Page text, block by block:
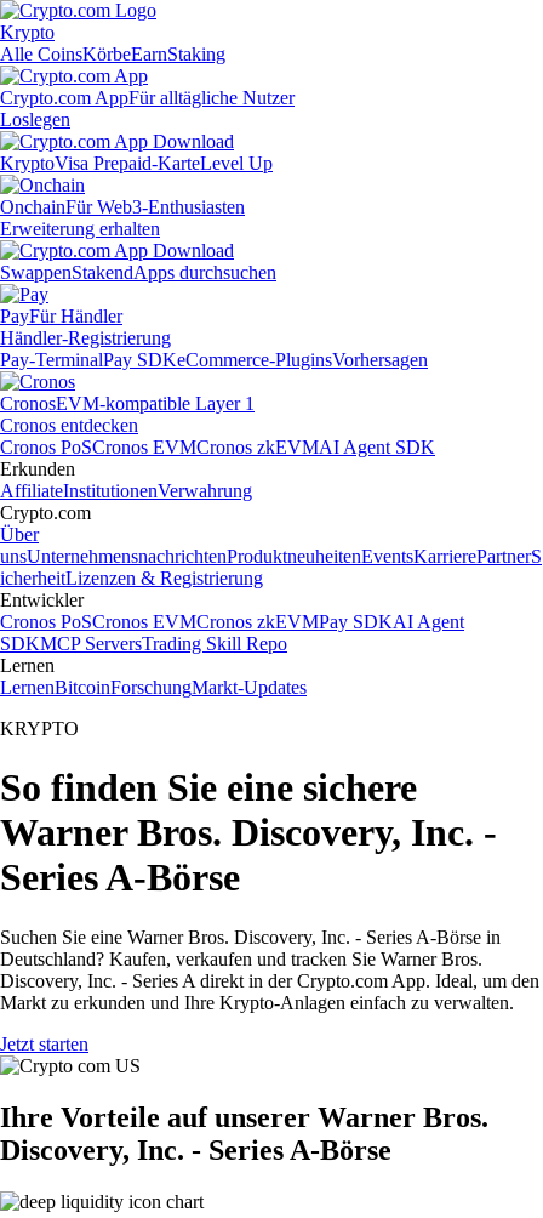
Krypto
Alle CoinsKörbeEarnStaking
Crypto.com AppFür alltägliche Nutzer
Loslegen
KryptoVisa Prepaid-KarteLevel Up
OnchainFür Web3-Enthusiasten
Erweiterung erhalten
SwappenStakendApps durchsuchen
PayFür Händler
Händler-Registrierung
Pay-TerminalPay SDKeCommerce-PluginsVorhersagen
CronosEVM-kompatible Layer 1
Cronos entdecken
Cronos PoSCronos EVMCronos zkEVMAI Agent SDK
Erkunden
AffiliateInstitutionenVerwahrung
Crypto.com
Über
unsUnternehmensnachrichtenProduktneuheitenEventsKarrierePartnerS
icherheitLizenzen & Registrierung
Entwickler
Cronos PoSCronos EVMCronos zkEVMPay SDKAI Agent
SDKMCP ServersTrading Skill Repo
Lernen
LernenBitcoinForschungMarkt-Updates
KRYPTO
So finden Sie eine sichere
Warner Bros. Discovery, Inc. -
Series A-Börse
Suchen Sie eine Warner Bros. Discovery, Inc. - Series A-Börse in
Deutschland? Kaufen, verkaufen und tracken Sie Warner Bros.
Discovery, Inc. - Series A direkt in der Crypto.com App. Ideal, um den
Markt zu erkunden und Ihre Krypto-Anlagen einfach zu verwalten.
Jetzt starten
Ihre Vorteile auf unserer Warner Bros.
Discovery, Inc. - Series A-Börse